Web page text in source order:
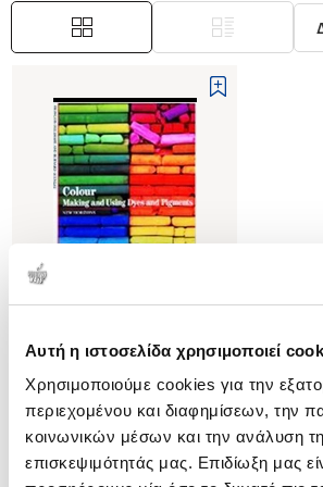
Αυτή η ιστοσελίδα χρησιμοποιεί
Χρησιμοποιούμε cookies για την
περιεχομένου και διαφημίσεων, την
κοινωνικών μέσων και την ανάλυση
επισκεψιμότητάς μας. Επιδίωξη μας
(0)
(P/B) COLOUR
MAKING AND USING DYES AND
PIGMENTS
DELAMARE FRANCOIS
Κωδ. Πολιτείας:4634-0718